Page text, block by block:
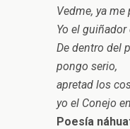
Vedme, ya
Yo el
De dentro del
pongo serio,
apretad los
yo el Conejo
Poesía